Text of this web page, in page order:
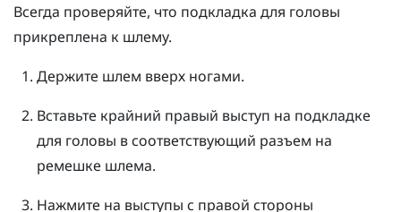
Всегда проверяйте, что подкладка для головы
прикреплена к шлему.
Держите шлем вверх ногами.
Вставьте крайний правый выступ на подкладке
для головы в соответствующий разъем на
ремешке шлема.
Нажмите на выступы с правой стороны